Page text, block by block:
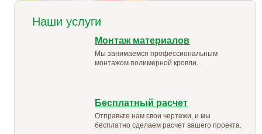
Наши услуги
Монтаж материалов
Мы занимаемся профессиональным
монтажом полимерной кровли.
Бесплатный расчет
Отправьте нам свои чертежи, и мы
бесплатно сделаем расчет вашего проекта.